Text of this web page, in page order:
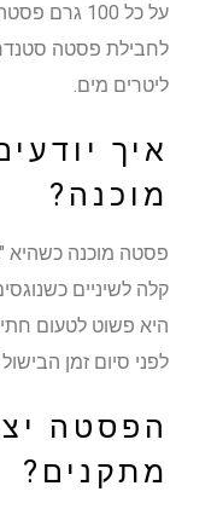
על כל 100
ליטרים מים.
איך
מוכנה?
פסטה מוכנה כשהיא
קלה לשיניים
היא פשוט לטעום
לפני סיום זמן הבישול
הפסטה
מתקנים?